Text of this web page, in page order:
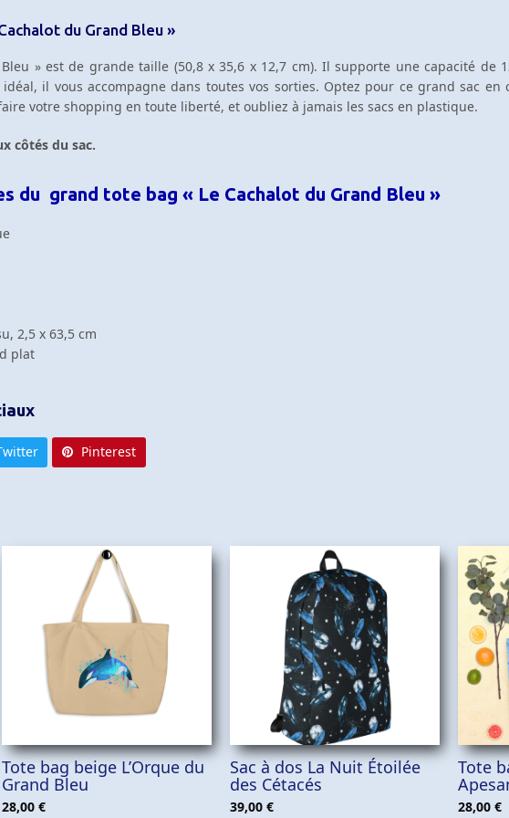
du Grand Bleu »
» est de grande taille (50,8 x 35,6 x 12,7 cm). Il supporte une capacité de
idéal, il vous accompagne dans toutes vos sorties. Optez pour ce grand sac
votre shopping en toute liberté, et oubliez à jamais les sacs en plastique.
côtés du sac.
du grand tote bag « Le Cachalot du Grand Bleu »
2,5 x 63,5 cm
plat
Pinterest
AJOUTER AU PANIER
Tote bag beige L’Orque du
Grand Bleu
28,00 €
AJOUTER AU PANIER
Sac à dos La Nuit Étoilée
des Cétacés
39,00 €
Tote
28,00 €